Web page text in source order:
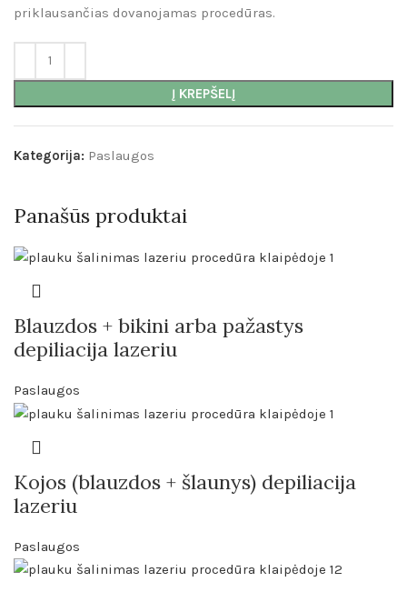
priklausančias dovanojamas procedūras.
Į KREPŠELĮ
Kategorija: Paslaugos
Panašūs produktai
Blauzdos + bikini arba pažastys
depiliacija lazeriu
Paslaugos
Kojos (blauzdos + šlaunys) depiliacija
lazeriu
Paslaugos